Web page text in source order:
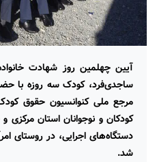
آیین چهلمین روز شهادت
ساجدی‌فرد، کودک سه روزه با
مرجع ملی کنوانسیون حقوق
کودکان و نوجوانان استان
دستگاه‌های اجرایی، در روستای
شد.